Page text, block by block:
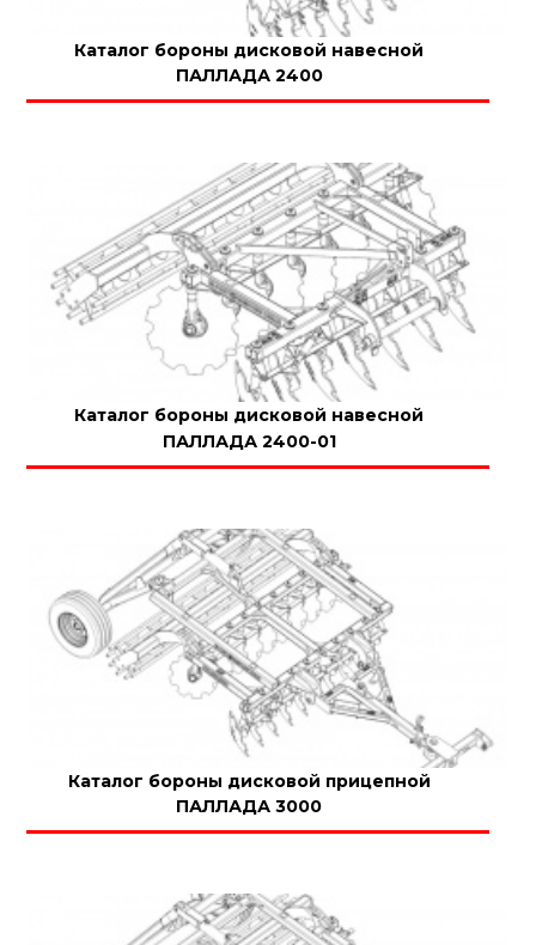
Каталог бороны дисковой навесной
ПАЛЛАДА 2400
Каталог бороны дисковой навесной
ПАЛЛАДА 2400-01
Каталог бороны дисковой прицепной
ПАЛЛАДА 3000